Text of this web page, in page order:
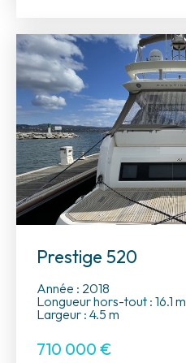
Prestige 520
Année : 2018
Longueur hors-tout : 16.1 m
Largeur : 4.5 m
710 000 €